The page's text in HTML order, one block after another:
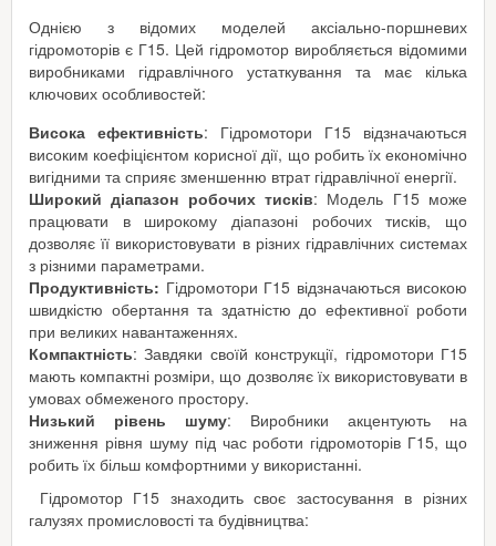
Однією з відомих моделей аксіально-поршневих
гідромоторів є Г15. Цей гідромотор виробляється відомими
виробниками гідравлічного устаткування та має кілька
ключових особливостей:
Висока ефективність: Гідромотори Г15 відзначаються
високим коефіцієнтом корисної дії, що робить їх економічно
вигідними та сприяє зменшенню втрат гідравлічної енергії.
Широкий діапазон робочих тисків: Модель Г15 може
працювати в широкому діапазоні робочих тисків, що
дозволяє її використовувати в різних гідравлічних системах
з різними параметрами.
Продуктивність: Гідромотори Г15 відзначаються високою
швидкістю обертання та здатністю до ефективної роботи
при великих навантаженнях.
Компактність: Завдяки своїй конструкції, гідромотори Г15
мають компактні розміри, що дозволяє їх використовувати в
умовах обмеженого простору.
Низький рівень шуму: Виробники акцентують на
зниження рівня шуму під час роботи гідромоторів Г15, що
робить їх більш комфортними у використанні.
Гідромотор Г15 знаходить своє застосування в різних
галузях промисловості та будівництва: